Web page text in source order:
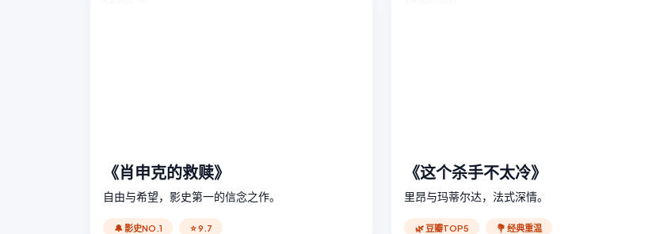
《肖申克的救赎》
自由与希望，影史第一的信念之作。
🔔 影史NO.1 ⭐ 9.7
《这个杀手不太冷》
里昂与玛蒂尔达，法式深情。
🌿 豆瓣TOP5 💐 经典重温